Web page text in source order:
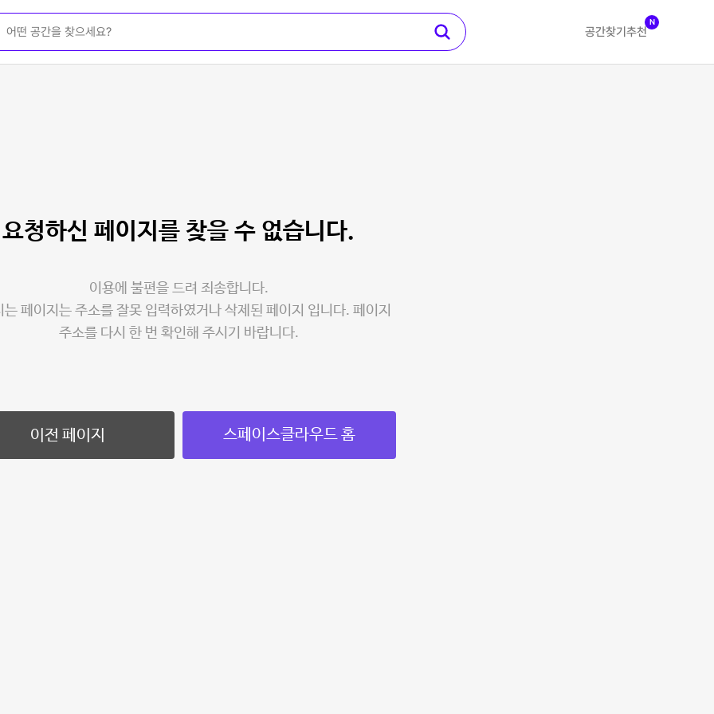
공간찾기 추천
N
요청하신 페이지를 찾을 수 없습니다.
이용에 불편을 드려 죄송합니다.
는 페이지는 주소를 잘못 입력하였거나 삭제된 페이지 입니다. 페이지
주소를 다시 한 번 확인해 주시기 바랍니다.
이전 페이지 스페이스클라우드 홈